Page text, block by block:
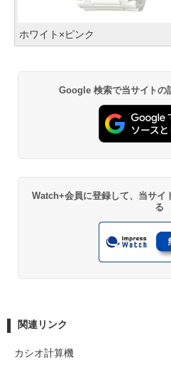
ホワイト×ピンク
Google 検索で当サイトの
Watch+会員に登録して、当サイ
る
関連リンク
カシオ計算機